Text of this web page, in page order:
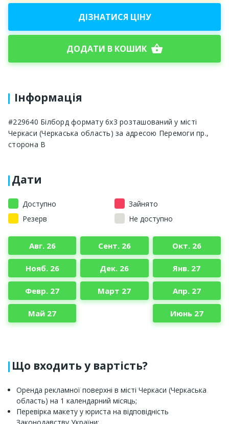
ДІЗНАТИСЯ ЦІНУ
ДОДАТИ В КОШИК shopping_basket
Інформація
#229640 Білборд формату 6x3 розташований у місті
Черкаси (Черкаська область) за адресою Перемоги пр.,
сторона B
Дати
Доступно
Зайнято
Резерв
Не доступно
Авг. 26 Сент. 26 Окт. 26
Нояб. 26 Дек. 26 Янв. 27
Февр. 27 Март 27 Апр. 27
Май 27 Июнь 27
Що входить у вартість?
Оренда рекламної поверхні в місті Черкаси (Черкаська
область) на 1 календарний місяць;
Перевірка макету у юриста на відповідність